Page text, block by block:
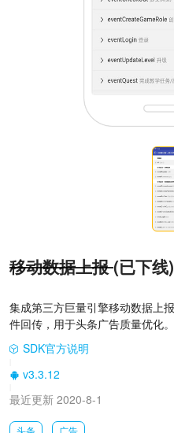
移动数据上报(已下线)
集成第三方巨量引擎移动数据上
件回传，用于头条广告质量优化。
SDK官方说明
v3.3.12
最近更新 2020-8-1
头条 广告